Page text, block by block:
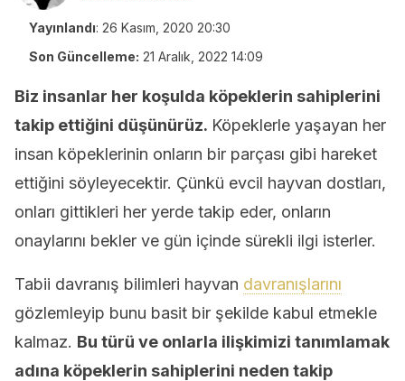
Yayınlandı: 26 Kasım, 2020 20:30
Son Güncelleme: 21 Aralık, 2022 14:09
Biz insanlar her koşulda köpeklerin sahiplerini
takip ettiğini düşünürüz. Köpeklerle yaşayan her
insan köpeklerinin onların bir parçası gibi hareket
ettiğini söyleyecektir. Çünkü evcil hayvan dostları,
onları gittikleri her yerde takip eder, onların
onaylarını bekler ve gün içinde sürekli ilgi isterler.
Tabii davranış bilimleri hayvan davranışlarını
gözlemleyip bunu basit bir şekilde kabul etmekle
kalmaz. Bu türü ve onlarla ilişkimizi tanımlamak
adına köpeklerin sahiplerini neden takip